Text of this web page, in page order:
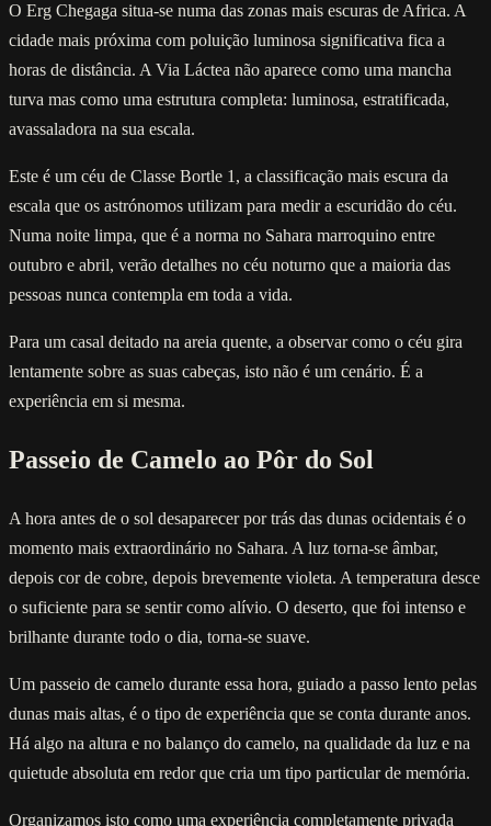
O Erg Chegaga situa-se numa das zonas mais escuras de Africa. A
cidade mais próxima com poluição luminosa significativa fica a
horas de distância. A Via Láctea não aparece como uma mancha
turva mas como uma estrutura completa: luminosa, estratificada,
avassaladora na sua escala.
Este é um céu de Classe Bortle 1, a classificação mais escura da
escala que os astrónomos utilizam para medir a escuridão do céu.
Numa noite limpa, que é a norma no Sahara marroquino entre
outubro e abril, verão detalhes no céu noturno que a maioria das
pessoas nunca contempla em toda a vida.
Para um casal deitado na areia quente, a observar como o céu gira
lentamente sobre as suas cabeças, isto não é um cenário. É a
experiência em si mesma.
Passeio de Camelo ao Pôr do Sol
A hora antes de o sol desaparecer por trás das dunas ocidentais é o
momento mais extraordinário no Sahara. A luz torna-se âmbar,
depois cor de cobre, depois brevemente violeta. A temperatura desce
o suficiente para se sentir como alívio. O deserto, que foi intenso e
brilhante durante todo o dia, torna-se suave.
Um passeio de camelo durante essa hora, guiado a passo lento pelas
dunas mais altas, é o tipo de experiência que se conta durante anos.
Há algo na altura e no balanço do camelo, na qualidade da luz e na
quietude absoluta em redor que cria um tipo particular de memória.
Organizamos isto como uma experiência completamente privada